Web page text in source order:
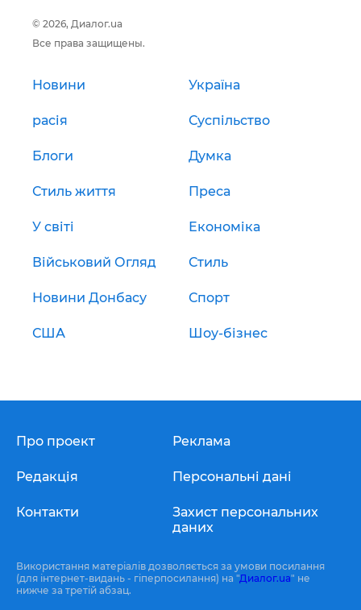
© 2026, Диалог.ua
Все права защищены.
Новини Україна
расія Суспільство
Блоги Думка
Стиль життя Преса
У світі Економіка
Військовий Огляд Стиль
Новини Донбасу Спорт
США Шоу-бізнес
Про проект
Редакція
Контакти
Реклама
Персональні дані
Захист персональних
даних
Використання матеріалів дозволяється за умови посилання
(для інтернет-видань - гіперпосилання) на "Диалог.ua" не
нижче за третій абзац.